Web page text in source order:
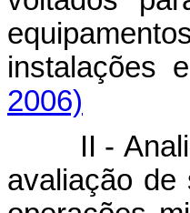
instalações
2006)
II -
avaliação de